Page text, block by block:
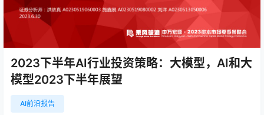
2023下半年AI行业投资策略：大模型，AI和大
模型2023下半年展望
AI前沿报告